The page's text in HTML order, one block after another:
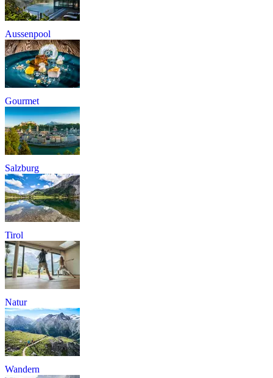
Aussenpool
Gourmet
Salzburg
Tirol
Natur
Wandern